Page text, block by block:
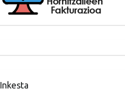
Inkesta